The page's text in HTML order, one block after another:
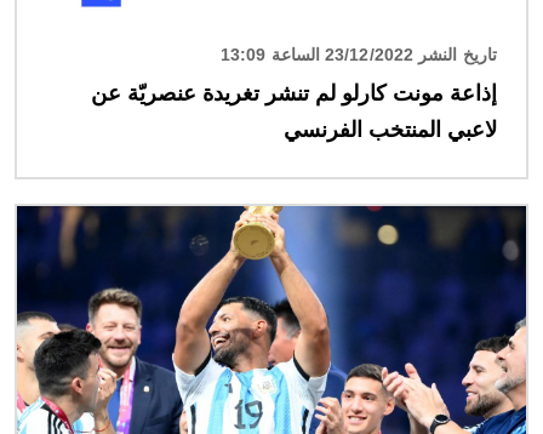
تاريخ النشر 23/12/2022 الساعة 13:09
إذاعة مونت كارلو لم تنشر تغريدة عنصريّة عن
لاعبي المنتخب الفرنسي